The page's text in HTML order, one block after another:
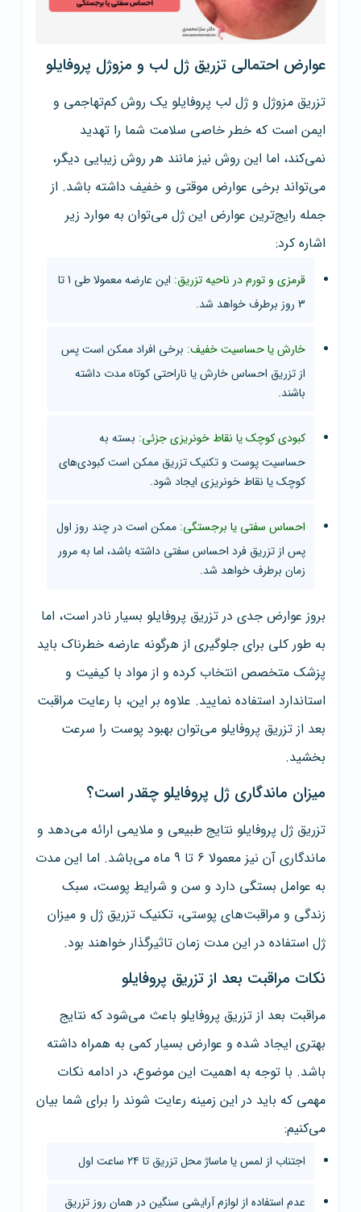
عوارض احتمالی تزریق ژل لب و مزوژل پروفایلو
تزریق مزوژل و ژل لب پروفایلو یک روش کم‌تهاجمی و
ایمن است که خطر خاصی سلامت شما را تهدید
نمی‌کند، اما این روش نیز مانند هر روش زیبایی دیگر،
می‌تواند برخی عوارض موقتی و خفیف داشته باشد. از
جمله رایج‌ترین عوارض این ژل می‌توان به موارد زیر
اشاره کرد:
قرمزی و تورم در ناحیه تزریق:
این عارضه معمولا طی 1 تا
3 روز برطرف خواهد شد.
خارش یا حساسیت خفیف: برخی افراد ممکن است پس
از تزریق احساس خارش یا ناراحتی کوتاه مدت داشته
باشند.
کبودی کوچک یا نقاط خونریزی جزئی: بسته به
حساسیت پوست و تکنیک تزریق ممکن است کبودی‌های
کوچک یا نقاط خونریزی ایجاد شود.
احساس سفتی یا برجستگی: ممکن است در چند روز اول
پس از تزریق فرد احساس سفتی داشته باشد، اما به مرور
زمان برطرف خواهد شد.
بروز عوارض جدی در تزریق پروفایلو بسیار نادر است، اما
به طور کلی برای جلوگیری از هرگونه عارضه خطرناک باید
پزشک متخصص انتخاب کرده و از مواد با کیفیت و
استاندارد استفاده نمایید. علاوه بر این، با رعایت مراقبت
بعد از تزریق پروفایلو می‌توان بهبود پوست را سرعت
بخشید.
میزان ماندگاری ژل پروفایلو چقدر است؟
تزریق ژل پروفایلو نتایج طبیعی و ملایمی ارائه می‌دهد و
ماندگاری آن نیز معمولا 6 تا 9 ماه می‌باشد. اما این مدت
به عوامل بستگی دارد و سن و شرایط پوست، سبک
زندگی و مراقبت‌های پوستی، تکنیک تزریق ژل و میزان
ژل استفاده در این مدت زمان تاثیرگذار خواهند بود.
نکات مراقبت بعد از تزریق پروفایلو
مراقبت بعد از تزریق پروفایلو باعث می‌شود که نتایج
بهتری ایجاد شده و عوارض بسیار کمی به همراه داشته
باشد. با توجه به اهمیت این موضوع، در ادامه نکات
مهمی که باید در این زمینه رعایت شوند را برای شما بیان
می‌کنیم:
اجتناب از لمس یا ماساژ محل تزریق تا ۲۴ ساعت اول
عدم استفاده از لوازم آرایشی سنگین در همان روز تزریق